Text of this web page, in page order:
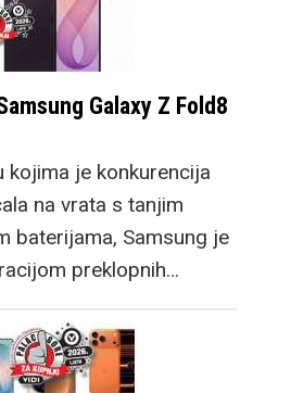
Galaxy Z Fold8
kojima je konkurencija
na vrata s tanjim
baterijama, Samsung je
preklopnih…